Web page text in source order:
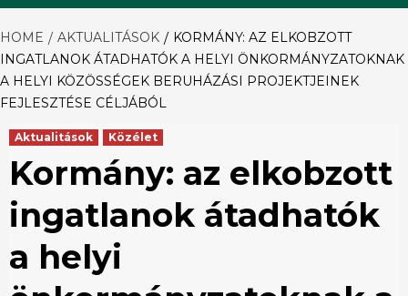
Szó
HOME AKTUALITÁSOK
KORMÁNY: AZ ELKOBZOTT
INGATLANOK ÁTADHATÓK A HELYI ÖNKORMÁNYZATOKNAK
A HELYI KÖZÖSSÉGEK BERUHÁZÁSI PROJEKTJEINEK
FEJLESZTÉSE CÉLJÁBÓL
Aktualitások Közélet
Kormány: az elkobzott
ingatlanok átadhatók
a helyi